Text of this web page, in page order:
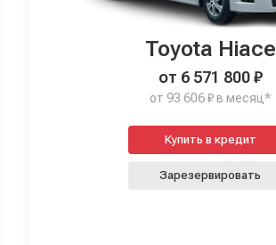
Toyota Hiace
от 6 571 800 ₽
от 93 606 ₽ в месяц*
Купить в кредит
Зарезервировать